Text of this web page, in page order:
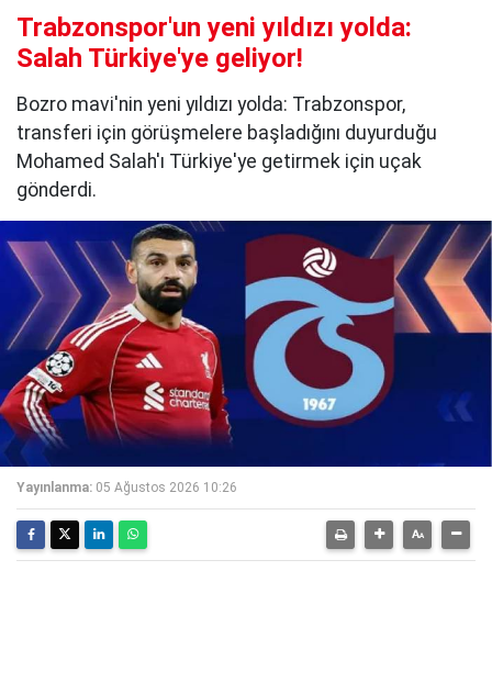
Trabzonspor'un yeni yıldızı yolda:
Salah Türkiye'ye geliyor!
Bozro mavi'nin yeni yıldızı yolda: Trabzonspor,
transferi için görüşmelere başladığını duyurduğu
Mohamed Salah'ı Türkiye'ye getirmek için uçak
gönderdi.
Yayınlanma: 05 Ağustos 2026 10:26